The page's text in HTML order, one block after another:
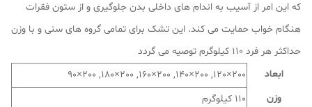
که این امر از آسیب به اندام های داخلی بدن جلوگیری و از ستون فقرات
هنگام خواب حمایت می کند. این تشک برای تمامی گروه های سنی و با وزن
حداکثر هر فرد 110 کیلوگرم توصیه می گردد
ابعاد
200×120, 200×140, 200×160, 200×180, 200×90
وزن
110 کیلوگرم